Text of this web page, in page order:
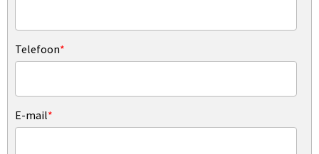
Telefoon*
E-mail*